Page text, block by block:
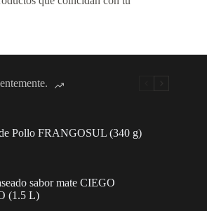
Pollo FRANGOSUL (340 g)
sabor mate CIEGO
(1.5 L)